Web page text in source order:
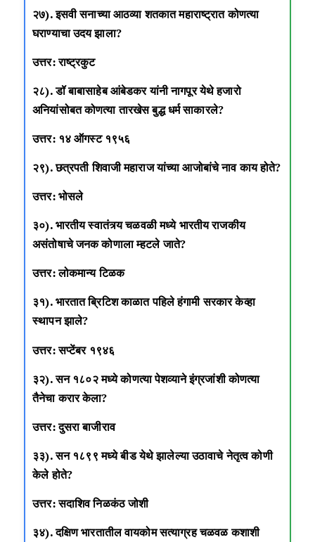
२७). इसवी सनाच्या आठव्या शतकात महाराष्ट्रात कोणत्या
घराण्याचा उदय झाला?
उत्तर: राष्ट्रकुट
२८). डॉ बाबासाहेब आंबेडकर यांनी नागपूर येथे हजारो
अनियांसोबत कोणत्या तारखेस बुद्ध धर्म साकारले?
उत्तर: १४ ऑगस्ट १९५६
२९). छत्रपती शिवाजी महाराज यांच्या आजोबांचे नाव काय होते?
उत्तर: भोसले
३०). भारतीय स्वातंत्र्य चळवळी मध्ये भारतीय राजकीय
असंतोषाचे जनक कोणाला म्हटले जाते?
उत्तर: लोकमान्य टिळक
३१). भारतात ब्रिटिश काळात पहिले हंगामी सरकार केव्हा
स्थापन झाले?
उत्तर: सप्टेंबर १९४६
३२). सन १८०२ मध्ये कोणत्या पेशव्याने इंग्रजांशी कोणत्या
तैनेचा करार केला?
उत्तर: दुसरा बाजीराव
३३). सन १८९९ मध्ये बीड येथे झालेल्या उठावाचे नेतृत्व कोणी
केले होते?
उत्तर: सदाशिव निळकंठ जोशी
३४). दक्षिण भारतातील वायकोम सत्याग्रह चळवळ कशाशी